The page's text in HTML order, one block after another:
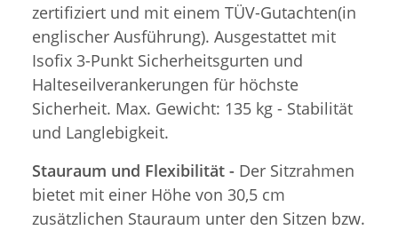
zertifiziert und mit einem TÜV-Gutachten(in
englischer Ausführung). Ausgestattet mit
Isofix 3-Punkt Sicherheitsgurten und
Halteseilverankerungen für höchste
Sicherheit. Max. Gewicht: 135 kg - Stabilität
und Langlebigkeit.
Stauraum und Flexibilität - Der Sitzrahmen
bietet mit einer Höhe von 30,5 cm
zusätzlichen Stauraum unter den Sitzen bzw.